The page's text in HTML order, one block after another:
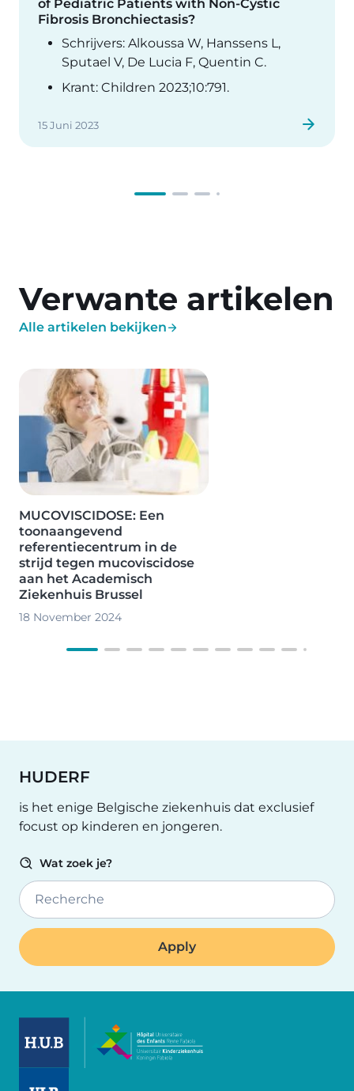
of Pediatric Patients with Non-Cystic
Fibrosis Bronchiectasis?
Schrijvers: Alkoussa W, Hanssens L,
Sputael V, De Lucia F, Quentin C.
Krant: Children 2023;10:791.
15 Juni 2023
Verwante artikelen
Alle artikelen bekijken
Image
MUCOVISCIDOSE: Een
toonaangevend
referentiecentrum in de
strijd tegen mucoviscidose
aan het Academisch
Ziekenhuis Brussel
18 November 2024
HUDERF
is het enige Belgische ziekenhuis dat exclusief
focust op kinderen en jongeren.
Wat zoek je?
Recherche